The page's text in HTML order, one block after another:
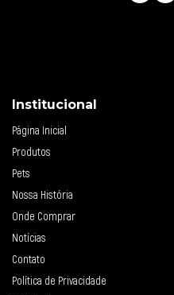
Institucional
Página Inicial
Produtos
Pets
Nossa História
Onde Comprar
Notícias
Contato
Política de Privacidade